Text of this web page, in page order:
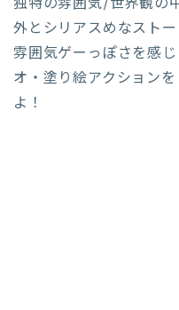
外とシリアスめなスト
雰囲気ゲーっぽさを感
オ・塗り絵アクション
よ！